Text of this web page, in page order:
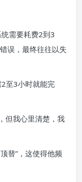
需要耗费2到3
误，最终往往以失
至3小时就能完
但我心里清楚，我
替”，这使得他频